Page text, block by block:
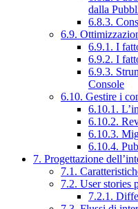
dalla
6.8.3.
6.9.
6.9.1. I
6.9.2. I
6.9.3.
Console
6.10. Gestire i
6.10.1.
6.10.2.
6.10.3.
6.10.4.
7. Progettazione
7.1.
7.2. User stories
7.2.1.